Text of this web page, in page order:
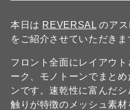
本日は REVERSAL のア
をご紹介させていただきま
フロント全面にレイアウ
ーク、モノトーンでまと
ンです。速乾性に富んだ
触りが特徴のメッシュ素